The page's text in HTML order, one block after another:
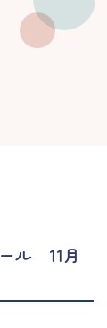
ル 11月